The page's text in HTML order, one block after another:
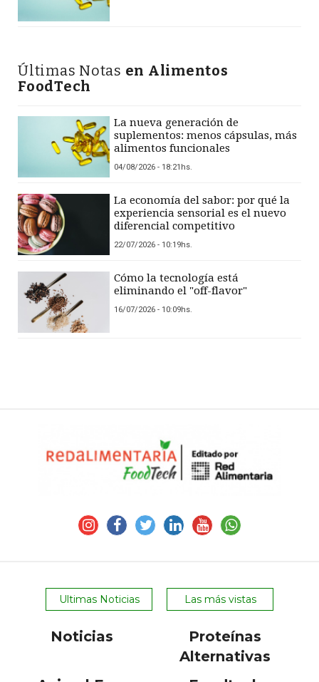
Últimas Notas en Alimentos
FoodTech
La nueva generación de
suplementos: menos cápsulas, más
alimentos funcionales
04/08/2026 - 18:21hs.
La economía del sabor: por qué la
experiencia sensorial es el nuevo
diferencial competitivo
22/07/2026 - 10:19hs.
Cómo la tecnología está
eliminando el "off-flavor"
16/07/2026 - 10:09hs.
Ultimas Noticias Las más vistas
Noticias
Proteínas
Alternativas